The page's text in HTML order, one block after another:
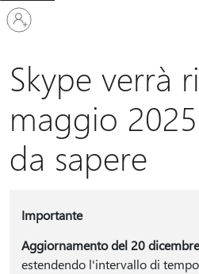
Accedi
con
account
Skype verrà
maggio
da sapere
Importante
Aggiornamento del 20
estendendo l'intervallo di